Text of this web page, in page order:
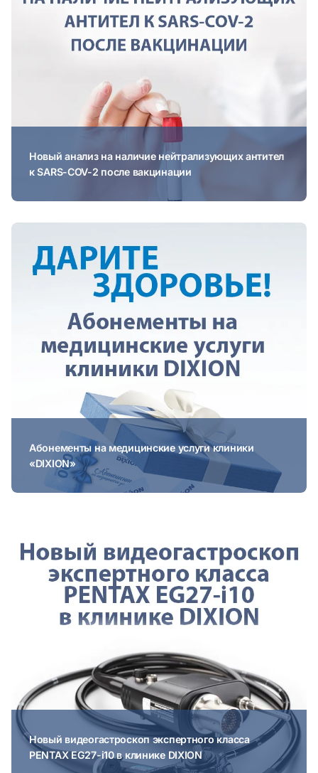
Новый анализ на наличие нейтрализующих антител
к SARS-COV-2 после вакцинации
Абонементы на медицинские услуги клиники
«DIXION»
Новый видеогастроскоп экспертного класса
PENTAX EG27-i10 в клинике DIXION